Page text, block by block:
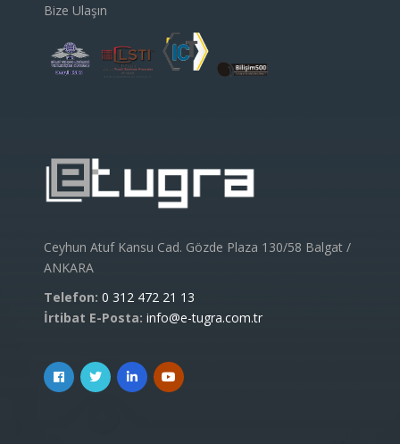
Bize Ulaşın
Ceyhun Atuf Kansu Cad. Gözde Plaza 130/58 Balgat /
ANKARA
Telefon: 0 312 472 21 13
İrtibat E-Posta: info@e-tugra.com.tr